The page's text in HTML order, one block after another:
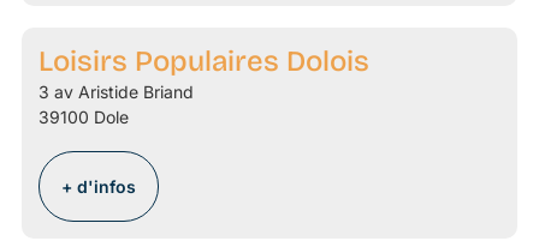
Loisirs Populaires Dolois
3 av Aristide Briand
39100 Dole
+ d'infos